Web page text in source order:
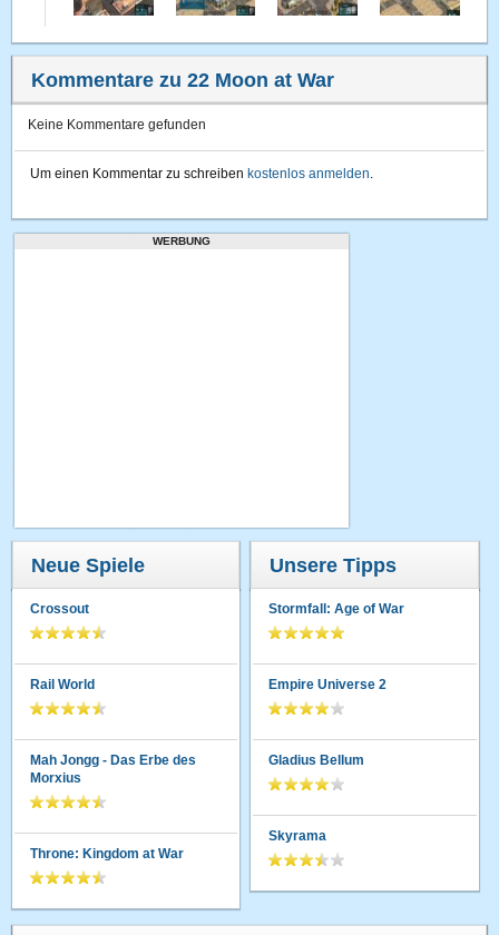
Kommentare zu 22 Moon at War
Keine Kommentare gefunden
Um einen Kommentar zu schreiben kostenlos anmelden.
WERBUNG
Neue Spiele
Crossout
Rail World
Mah Jongg - Das Erbe des
Morxius
Throne: Kingdom at War
Unsere Tipps
Stormfall: Age of War
Empire Universe 2
Gladius Bellum
Skyrama